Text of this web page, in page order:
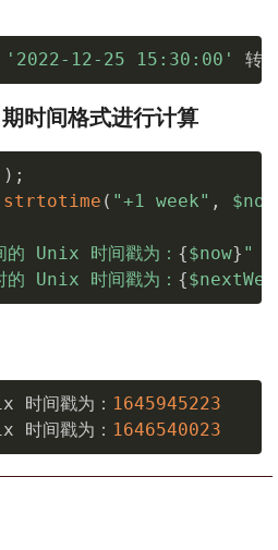
'2022-12-25 15:30:00' 转
时间格式进行计算
) ;
strtotime ( "+1 week" , $now
的 Unix 时间戳为： {$now} "
的 Unix 时间戳为： {
时间戳为： 1645945223
时间戳为： 1646540023